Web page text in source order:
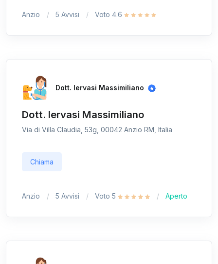
Anzio 5 Avvisi Voto 4.6
Dott. Iervasi Massimiliano
Dott. Iervasi Massimiliano
Via di Villa Claudia, 53g, 00042 Anzio RM, Italia
Chiama
Anzio 5 Avvisi Voto 5 Aperto